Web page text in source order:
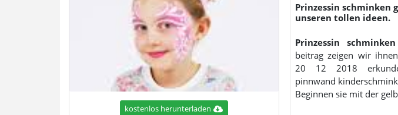
kostenlos herunterladen
Prinzessin schminken
unseren tollen ideen.
Prinzessin
beitrag zeigen wir
20 12 2018
pinnwand
Beginnen sie mit der